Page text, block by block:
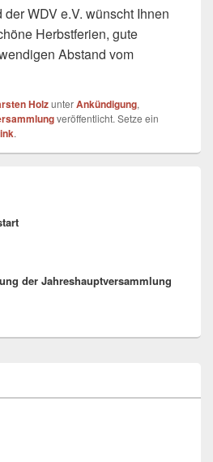
WDV e.V. wünscht Ihnen
Herbstferien, gute
Abstand vom
HolzunterAnkündigung,
veröffentlicht. Setze ein
.
der Jahreshauptversammlung